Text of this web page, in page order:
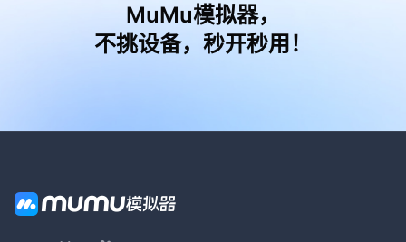
MuMu模拟器，
不挑设备，秒开秒用！